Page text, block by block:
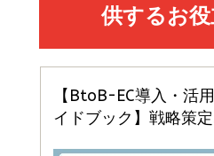
小さな会社は戦略
ドリルを売るには
￥1,815
anan(アンアン
スペシャルエディ
￥1,100
anan(アンアン
年後半、あなたの
￥880
イシューからはじめ
ルな本質」
￥2,200
経営メモ 16年の
￥2,750